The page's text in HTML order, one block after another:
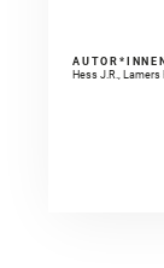
Hess J.R., Lamers